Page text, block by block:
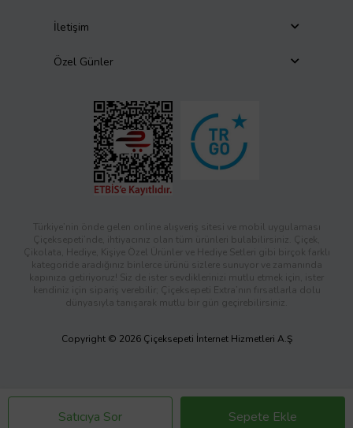
Satıcıya Sor Sepete Ekle
İletişim
Özel Günler
Türkiye’nin önde gelen online alışveriş sitesi ve mobil uygulaması
Çiçeksepeti’nde, ihtiyacınız olan tüm ürünleri bulabilirsiniz. Çiçek,
Çikolata, Hediye, Kişiye Özel Ürünler ve Hediye Setleri gibi birçok farklı
kategoride aradığınız binlerce ürünü sizlere sunuyor ve zamanında
kapınıza getiriyoruz! Siz de ister sevdiklerinizi mutlu etmek için, ister
kendiniz için sipariş verebilir; Çiçeksepeti Extra’nın fırsatlarla dolu
dünyasıyla tanışarak mutlu bir gün geçirebilirsiniz.
Copyright © 2026 Çiçeksepeti İnternet Hizmetleri A.Ş